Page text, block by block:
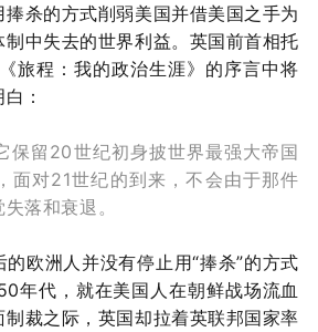
杀的方式削弱美国并借美国之手为
中失去的世界利益。英国前首相托
旅程：我的政治生涯》的序言中将
：
保留20世纪初身披世界最强大帝国
面对21世纪的到来，不会由于那件
落和衰退。
欧洲人并没有停止用“捧杀”的方式
年代，就在美国人在朝鲜战场流血
裁之际，英国却拉着英联邦国家率